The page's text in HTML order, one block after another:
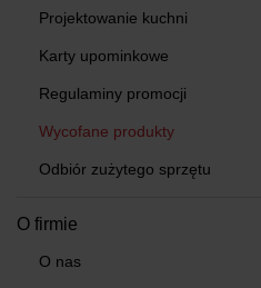
Projektowanie kuchni
Karty upominkowe
Regulaminy promocji
Wycofane produkty
Odbiór zużytego sprzętu
O firmie
O nas